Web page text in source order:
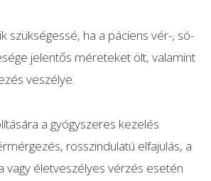
szükségessé, ha a páciens vér-, só-
jelentős méreteket ölt, valamint
veszélye.
a gyógyszeres kezelés
rosszindulatú elfajulás, a
vagy életveszélyes vérzés esetén